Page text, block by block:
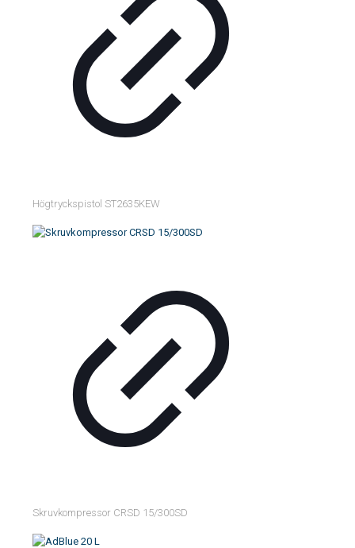
Högtryckspistol ST2635KEW
Skruvkompressor CRSD 15/300SD